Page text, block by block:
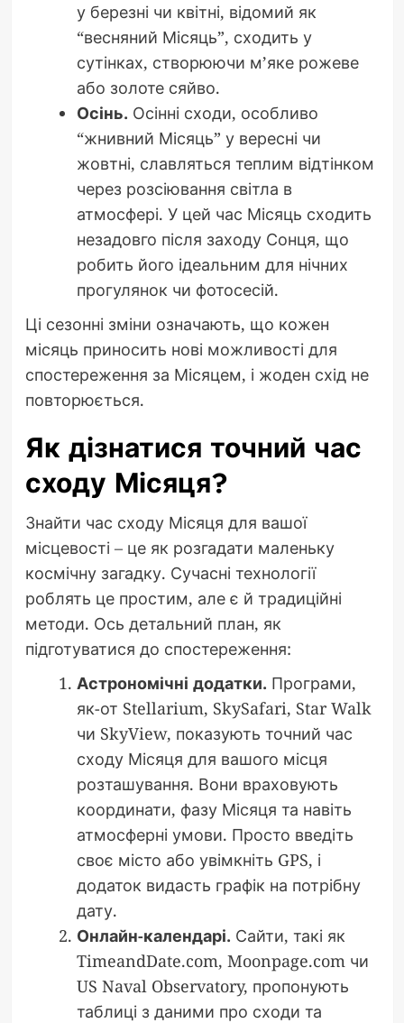
у березні чи квітні, відомий як
“весняний Місяць”, сходить у
сутінках, створюючи м’яке рожеве
або золоте сяйво.
Осінь. Осінні сходи, особливо
“жнивний Місяць” у вересні чи
жовтні, славляться теплим відтінком
через розсіювання світла в
атмосфері. У цей час Місяць сходить
незадовго після заходу Сонця, що
робить його ідеальним для нічних
прогулянок чи фотосесій.
Ці сезонні зміни означають, що кожен
місяць приносить нові можливості для
спостереження за Місяцем, і жоден схід не
повторюється.
Як дізнатися точний час
сходу Місяця?
Знайти час сходу Місяця для вашої
місцевості – це як розгадати маленьку
космічну загадку. Сучасні технології
роблять це простим, але є й традиційні
методи. Ось детальний план, як
підготуватися до спостереження:
Астрономічні додатки. Програми,
як-от Stellarium, SkySafari, Star Walk
чи SkyView, показують точний час
сходу Місяця для вашого місця
розташування. Вони враховують
координати, фазу Місяця та навіть
атмосферні умови. Просто введіть
своє місто або увімкніть GPS, і
додаток видасть графік на потрібну
дату.
Онлайн-календарі. Сайти, такі як
TimeandDate.com, Moonpage.com чи
US Naval Observatory, пропонують
таблиці з даними про сходи та